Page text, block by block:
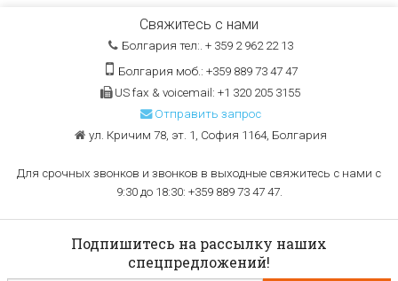
Свяжитесь с нами
Болгария тел:. + 359 2 962 22 13
Болгария моб.: +359 889 73 47 47
US fax & voicemail: +1 320 205 3155
Отправить запрос
ул. Кричим 78, эт. 1, София 1164, Болгария
Для срочных звонков и звонков в выходные свяжитесь с нами с
9:30 до 18:30: +359 889 73 47 47.
Подпишитесь на рассылку наших
спецпредложений!